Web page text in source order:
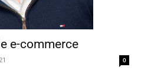
e-commerce
0